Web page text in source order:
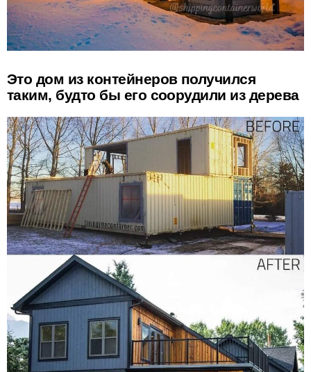
Это дом из контейнеров получился
таким, будто бы его соорудили из дерева